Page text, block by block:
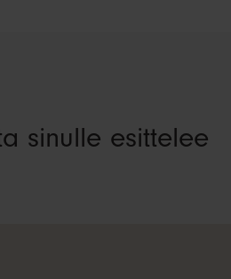
sinulle esittelee